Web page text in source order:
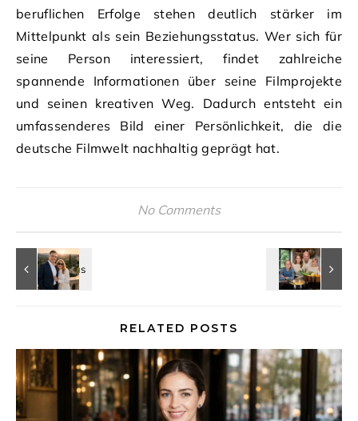
beruflichen Erfolge stehen deutlich stärker im
Mittelpunkt als sein Beziehungsstatus. Wer sich für
seine Person interessiert, findet zahlreiche
spannende Informationen über seine Filmprojekte
und seinen kreativen Weg. Dadurch entsteht ein
umfassenderes Bild einer Persönlichkeit, die die
deutsche Filmwelt nachhaltig geprägt hat.
No Comments
RELATED POSTS